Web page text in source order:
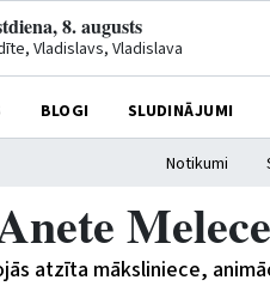
8. augusts
Vladislavs, Vladislava
BLOGI SLUDINĀJUMI
Notikumi
atzīta māksliniece,